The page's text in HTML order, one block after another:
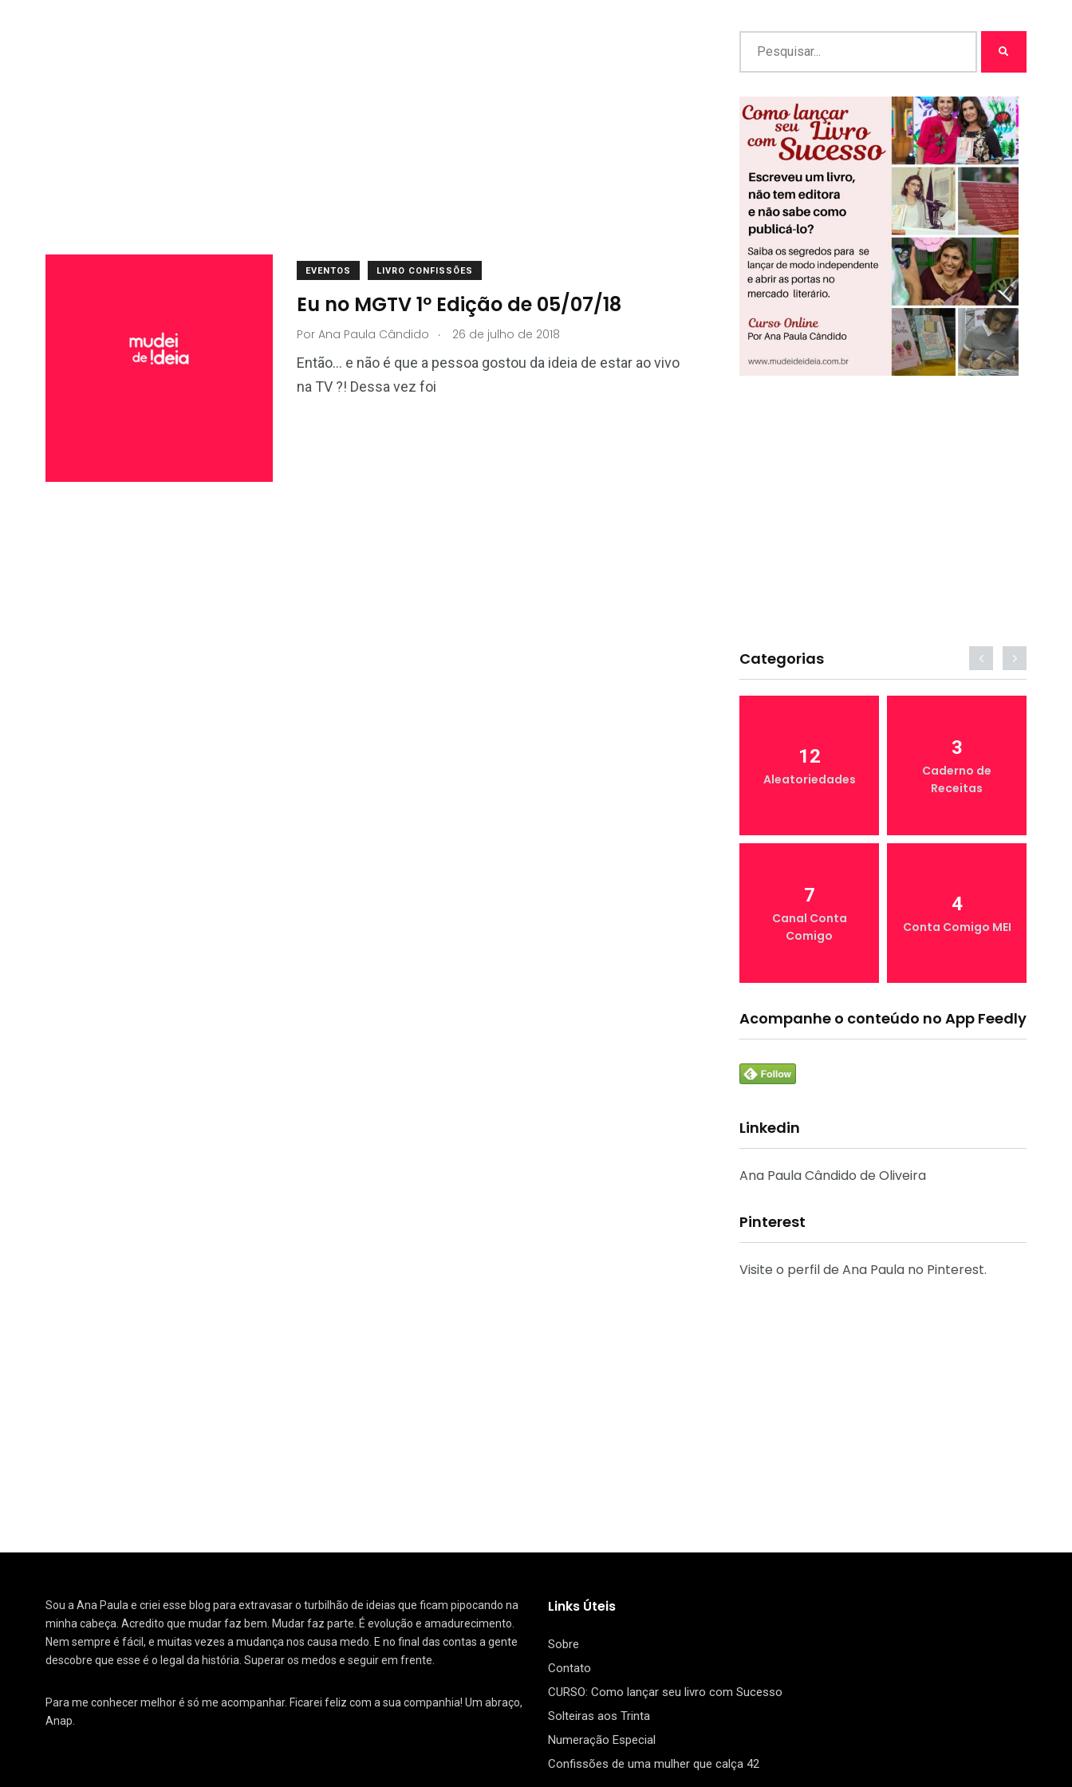
EVENTOS LIVRO CONFISSÕES
Eu no MGTV 1º Edição de 05/07/18
Por Ana Paula Cândido . 26 de julho de 2018
Então… e não é que a pessoa gostou da ideia de estar ao vivo
na TV ?! Dessa vez foi
Categorias
12
Aleatoriedades
3
Caderno de
Receitas
7
Canal Conta
Comigo
4
Conta Comigo MEI
Acompanhe o conteúdo no App Feedly
Linkedin
Ana Paula Cândido de Oliveira
Pinterest
Visite o perfil de Ana Paula no Pinterest.
Sou a Ana Paula e criei esse blog para extravasar o turbilhão de ideias que ficam pipocando na
minha cabeça. Acredito que mudar faz bem. Mudar faz parte. É evolução e amadurecimento.
Nem sempre é fácil, e muitas vezes a mudança nos causa medo. E no final das contas a gente
descobre que esse é o legal da história. Superar os medos e seguir em frente.
Para me conhecer melhor é só me acompanhar. Ficarei feliz com a sua companhia! Um abraço,
Anap.
Links Úteis
Sobre
Contato
CURSO: Como lançar seu livro com Sucesso
Solteiras aos Trinta
Numeração Especial
Confissões de uma mulher que calça 42